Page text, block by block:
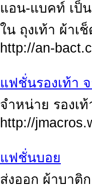
แอน-แบคท์ เป็
ใน ถุงเท้า ผ้าเ
http://an-
แฟชั่นรองเท้า
จำหน่าย รองเ
http://
แฟชั่นบอย
ส่งออก ผ้าบาติ